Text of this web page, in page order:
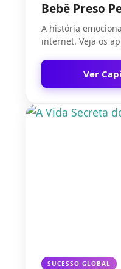
Bebê Preso
A história
internet. Veja os
Ver
SUCESSO GLOBAL